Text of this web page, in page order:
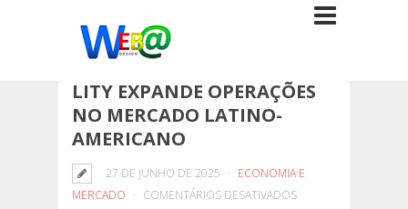
LITY EXPANDE OPERAÇÕES
NO MERCADO LATINO-
AMERICANO
27 DE JUNHO DE 2025
ECONOMIA E
MERCADO
COMENTÁRIOS DESATIVADOSEM